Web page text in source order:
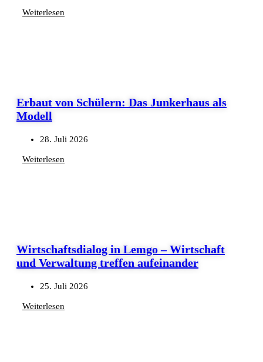
Weiterlesen
Erbaut von Schülern: Das Junkerhaus als
Modell
28. Juli 2026
Weiterlesen
Wirtschaftsdialog in Lemgo – Wirtschaft
und Verwaltung treffen aufeinander
25. Juli 2026
Weiterlesen